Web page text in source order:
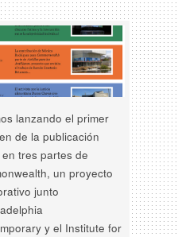
lanzando el primer
de la publicación
tres partes de
un proyecto
junto
y el Institute for